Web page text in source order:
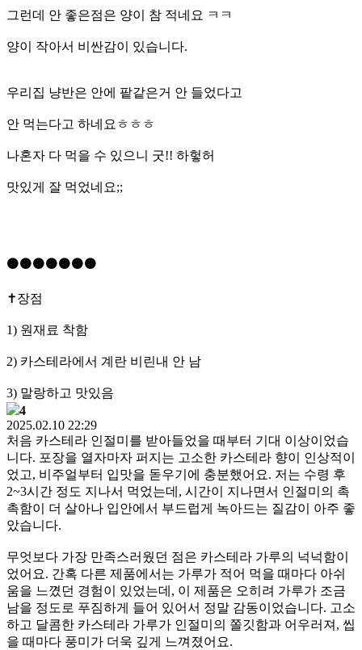
그런데 안 좋은점은 양이 참 적네요 ㅋㅋ
양이 작아서 비싼감이 있습니다.
우리집 냥반은 안에 팥같은거 안 들었다고
안 먹는다고 하네요ㅎㅎㅎ
나혼자 다 먹을 수 있으니 굿!! 하헣허
맛있게 잘 먹었네요;;
⚫️⚫️⚫️⚫️⚫️⚫️⚫️
✝️장점
1) 원재료 착함
2) 카스테라에서 계란 비린내 안 남
3) 말랑하고 맛있음
4
2025.02.10 22:29
처음 카스테라 인절미를 받아들었을 때부터 기대 이상이었습
니다. 포장을 열자마자 퍼지는 고소한 카스테라 향이 인상적이
었고, 비주얼부터 입맛을 돋우기에 충분했어요. 저는 수령 후
2~3시간 정도 지나서 먹었는데, 시간이 지나면서 인절미의 촉
촉함이 더 살아나 입안에서 부드럽게 녹아드는 질감이 아주 좋
았습니다.
무엇보다 가장 만족스러웠던 점은 카스테라 가루의 넉넉함이
었어요. 간혹 다른 제품에서는 가루가 적어 먹을 때마다 아쉬
움을 느꼈던 경험이 있었는데, 이 제품은 오히려 가루가 조금
남을 정도로 푸짐하게 들어 있어서 정말 감동이었습니다. 고소
하고 달콤한 카스테라 가루가 인절미의 쫄깃함과 어우러져, 씹
을 때마다 풍미가 더욱 깊게 느껴졌어요.